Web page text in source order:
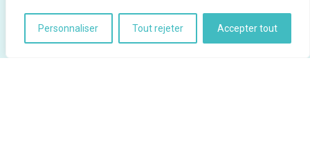
Personnaliser Tout rejeter Accepter tout